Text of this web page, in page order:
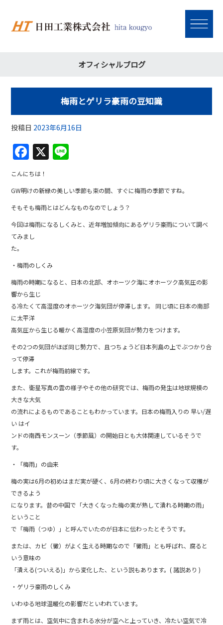
オフィシャルブログ
梅雨とゲリラ豪雨の豆知識
投稿日 2023年6月16日
F
a
c
e
b
o
o
k
X
e
こんにちは！
GW明けの新緑の美しい季節も束の間、すぐに梅雨の季節ですね。
そもそも梅雨とはどんなものなのでしょう？
今回は梅雨になるしくみと、近年増加傾向にあるゲリラ豪雨について調べ
てみまし
た。
・梅雨のしくみ
梅雨の時期になると、日本の北部、オホーツク海にオホーツク高気圧の影
響から生じ
る冷たくて高湿度のオホーツク海気団が停滞します。 同じ頃に日本の南部
に太平洋
高気圧から生じる暖かく高湿度の小笠原気団が勢力をつけます。
その2つの気団がほぼ同じ勢力で、且つちょうど日本列島の上でぶつかり合
って停滞
します。これが梅雨前線です。
また、衛星写真の雲の様子やその他の研究では、梅雨の発生は地球規模の
大きな大気
の流れによるものであることもわかっています。日本の梅雨入りの 早い/遅
い はイ
ンドの南西モンスーン（季節風）の開始日とも大体関連しているそうで
す。
・「梅雨」の由来
梅の実は6月の初めはまだ実が硬く、6月の終わり頃に大きくなって収穫が
できるよう
になります。昔の中国で「大きくなった梅の実が熟して潰れる時期の雨」
ということ
で「梅雨（つゆ）」と呼んでいたのが日本に伝わったとそうです。
または、カビ（黴）がよく生える時期なので「黴雨」とも呼ばれ、腐ると
いう意味の
「潰える(ついえる)」から変化した、という説もあります。( 諸説あり )
・ゲリラ豪雨のしくみ
いわゆる地球温暖化の影響だといわれています。
まず雨とは、空気中に含まれる水分が空へと上っていき、冷たい空気で冷